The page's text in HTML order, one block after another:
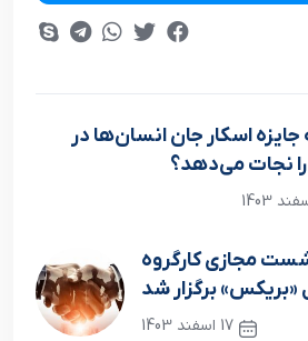
اسکار جان انسان‌ها در
را نجات می‌دهد؟
مجازی کارگروه
«بریکس» برگزار شد
17 اسفند 1403